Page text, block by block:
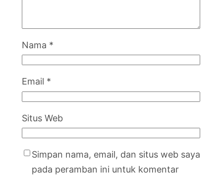
Nama *
Email *
Situs Web
Simpan nama, email, dan situs web saya
pada peramban ini untuk komentar